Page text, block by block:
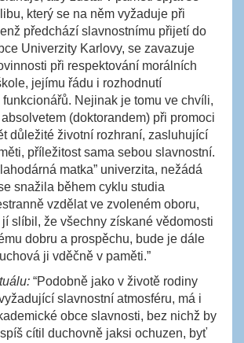
který se na něm vyžaduje při
předchází slavnostnímu přijetí do
Univerzity Karlovy, se zavazuje
při respektování morálních
jejímu řádu i rozhodnutí
Nejinak je tomu ve chvíli,
(doktorandem) při promoci
důležité životní rozhraní, zasluhující
příležitost sama sebou slavnostní.
matka” univerzita, nežádá
snažila během cyklu studia
vzdělat ve zvoleném oboru,
slíbil, že všechny získané vědomosti
dobru a prospěchu, bude je dále
ji vděčně v paměti.”
“Podobně jako v životě rodiny
slavnostní atmosféru, má i
obce slavnosti, bez nichž by
cítil duchovně jaksi ochuzen, byť